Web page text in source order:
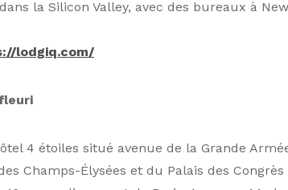
la Silicon Valley, avec des bureaux à
lodgiq.com/
4 étoiles situé avenue de la Grande
Champs-Élysées et du Palais des